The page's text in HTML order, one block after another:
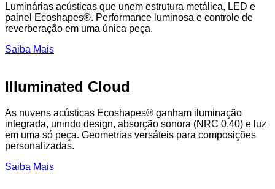
Luminárias acústicas que unem estrutura metálica, LED e
painel Ecoshapes®. Performance luminosa e controle de
reverberação em uma única peça.
Saiba Mais
Illuminated Cloud
As nuvens acústicas Ecoshapes® ganham iluminação
integrada, unindo design, absorção sonora (NRC 0.40) e luz
em uma só peça. Geometrias versáteis para composições
personalizadas.
Saiba Mais